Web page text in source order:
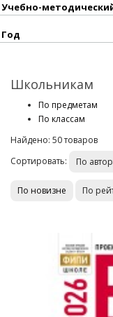
Учебно-
Год
Школьникам
По предметам
По классам
Найдено: 50 товаров
Сортировать:
По
По новизне По